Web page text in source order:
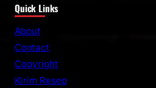
a
r
c
Quick Links
About
Contact
Copyright
Kirim Resep